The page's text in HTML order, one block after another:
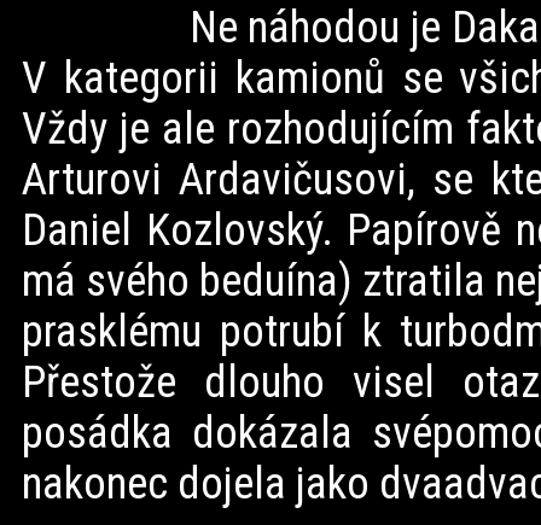
Ne náhodou je Dakar
V kategorii kamionů se
Vždy je ale rozhodujícím
Arturovi Ardavičusovi, se
Daniel Kozlovský. Papírově
má svého beduína) ztratila
prasklému potrubí k
Přestože dlouho visel
posádka dokázala
nakonec dojela jako